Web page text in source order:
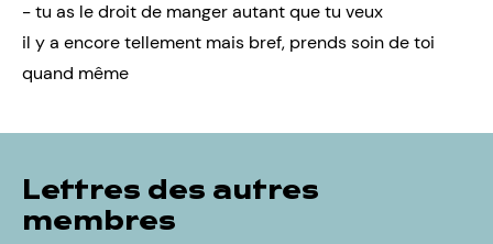
- tu as le droit de manger autant que tu veux
il y a encore tellement mais bref, prends soin de toi
quand même
Lettres des autres
membres